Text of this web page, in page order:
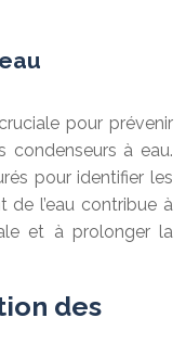
pour prévenir
condenseurs à eau.
pour identifier les
l’eau contribue à
et à prolonger la
des